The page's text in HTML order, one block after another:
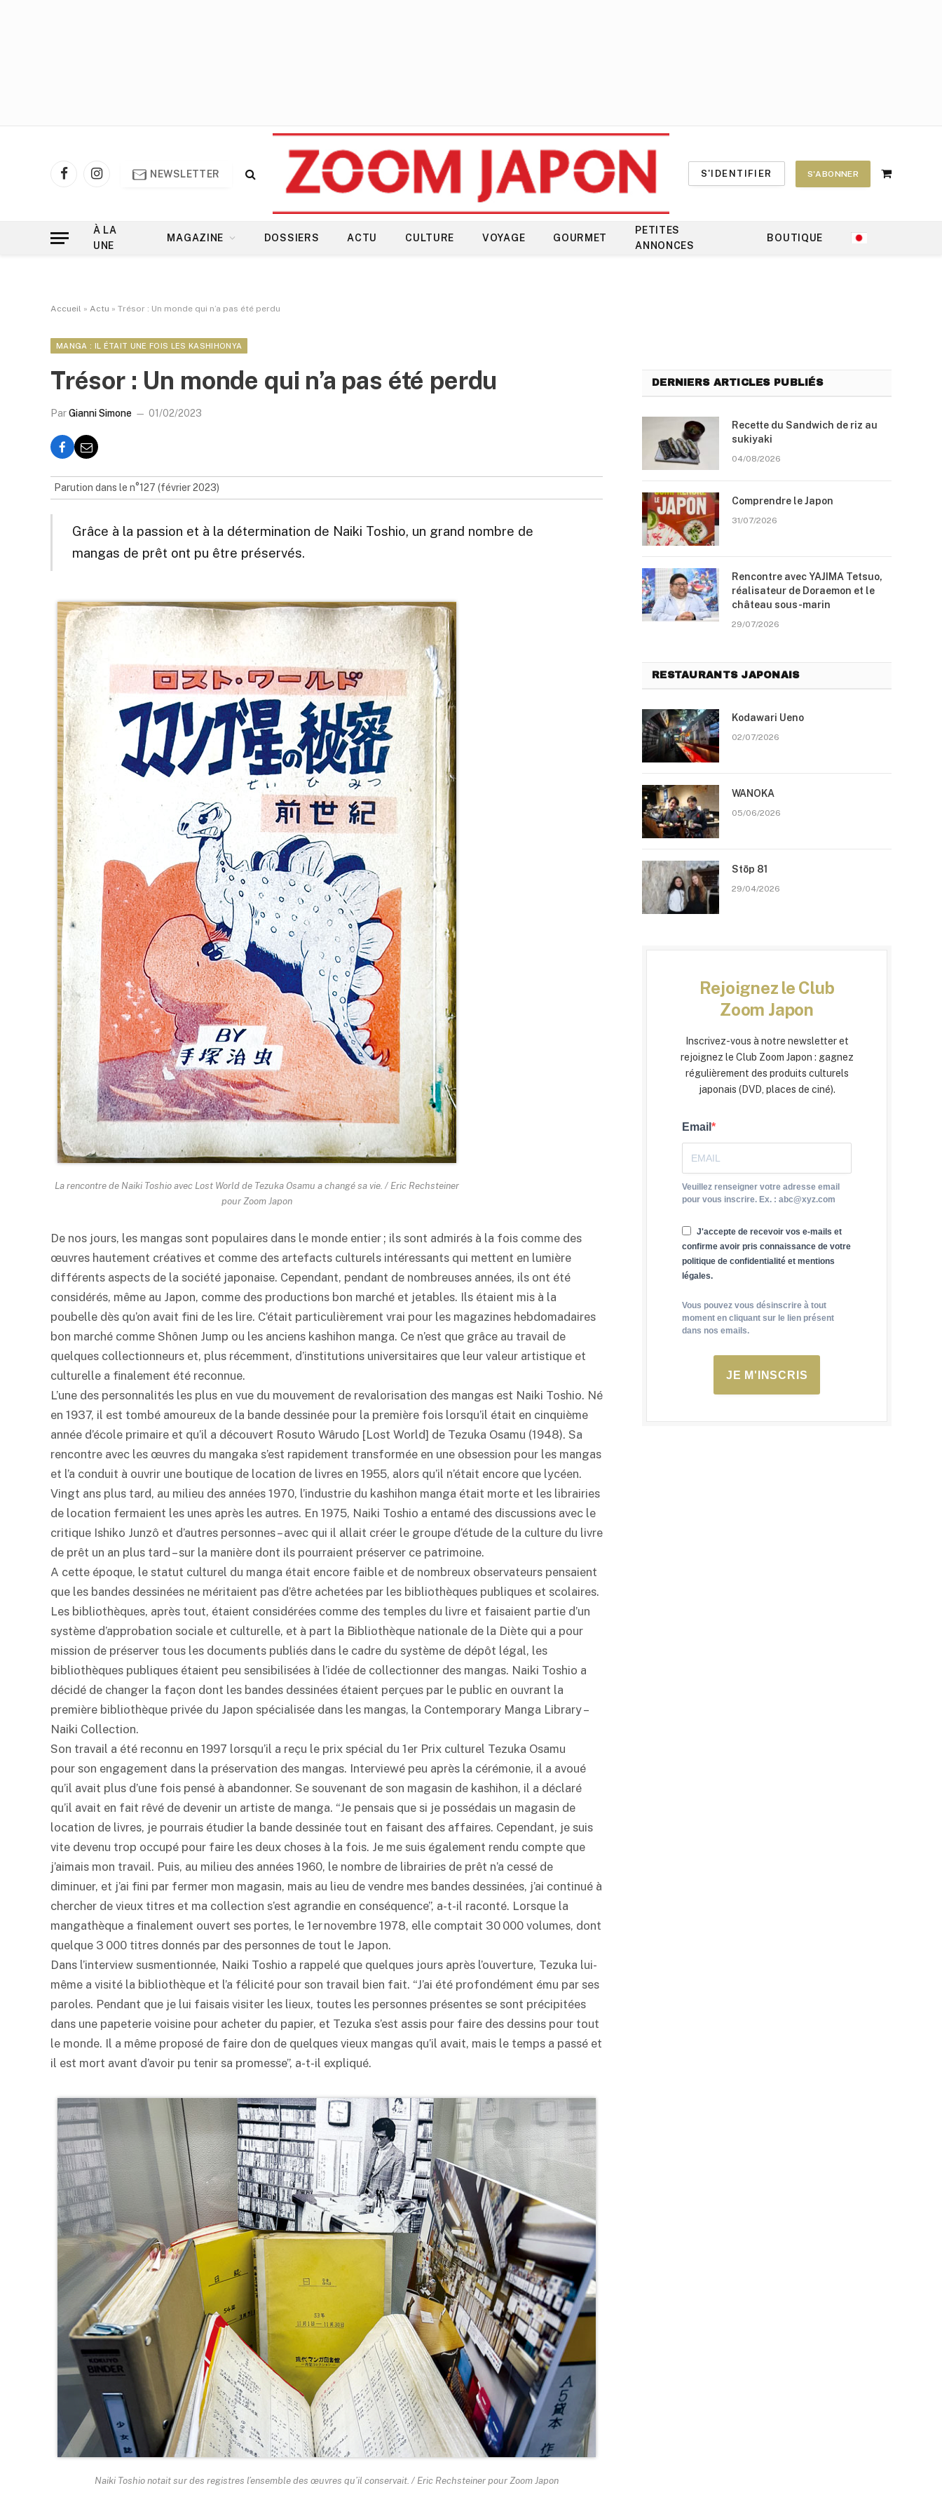
FacebookInstagram
NEWSLETTER S'IDENTIFIER S'ABONNER
Shopping
À LA
UNE
MAGAZINE DOSSIERS ACTU CULTURE VOYAGE GOURMET
PETITES
ANNONCES
BOUTIQUE
Accueil » Actu » Trésor : Un monde qui n’a pas été perdu
MANGA : IL ÉTAIT UNE FOIS LES KASHIHONYA
Trésor : Un monde qui n’a pas été perdu
ParGianni Simone 01/02/2023
Parution dans le n°127 (février 2023)
Grâce à la passion et à la détermination de Naiki Toshio, un grand nombre de
mangas de prêt ont pu être préservés.
La rencontre de Naiki Toshio avec Lost World de Tezuka Osamu a changé sa vie. / Eric Rechsteiner
pour Zoom Japon
De nos jours, les mangas sont populaires dans le monde entier ; ils sont admirés à la fois comme des
œuvres hautement créatives et comme des artefacts culturels intéressants qui mettent en lumière
différents aspects de la société japonaise. Cependant, pendant de nombreuses années, ils ont été
considérés, même au Japon, comme des productions bon marché et jetables. Ils étaient mis à la
poubelle dès qu’on avait fini de les lire. C’était particulièrement vrai pour les magazines hebdomadaires
bon marché comme Shônen Jump ou les anciens kashihon manga. Ce n’est que grâce au travail de
quelques collectionneurs et, plus récemment, d’institutions universitaires que leur valeur artistique et
culturelle a finalement été reconnue.
L’une des personnalités les plus en vue du mouvement de revalorisation des mangas est Naiki Toshio. Né
en 1937, il est tombé amoureux de la bande dessinée pour la première fois lorsqu’il était en cinquième
année d’école primaire et qu’il a découvert Rosuto Wârudo [Lost World] de Tezuka Osamu (1948). Sa
rencontre avec les œuvres du mangaka s’est rapidement transformée en une obsession pour les mangas
et l’a conduit à ouvrir une boutique de location de livres en 1955, alors qu’il n’était encore que lycéen.
Vingt ans plus tard, au milieu des années 1970, l’industrie du kashihon manga était morte et les librairies
de location fermaient les unes après les autres. En 1975, Naiki Toshio a entamé des discussions avec le
critique Ishiko Junzô et d’autres personnes – avec qui il allait créer le groupe d’étude de la culture du livre
de prêt un an plus tard – sur la manière dont ils pourraient préserver ce patrimoine.
A cette époque, le statut culturel du manga était encore faible et de nombreux observateurs pensaient
que les bandes dessinées ne méritaient pas d’être achetées par les bibliothèques publiques et scolaires.
Les bibliothèques, après tout, étaient considérées comme des temples du livre et faisaient partie d’un
système d’approbation sociale et culturelle, et à part la Bibliothèque nationale de la Diète qui a pour
mission de préserver tous les documents publiés dans le cadre du système de dépôt légal, les
bibliothèques publiques étaient peu sensibilisées à l’idée de collectionner des mangas. Naiki Toshio a
décidé de changer la façon dont les bandes dessinées étaient perçues par le public en ouvrant la
première bibliothèque privée du Japon spécialisée dans les mangas, la Contemporary Manga Library –
Naiki Collection.
Son travail a été reconnu en 1997 lorsqu’il a reçu le prix spécial du 1er Prix culturel Tezuka Osamu
pour son engagement dans la préservation des mangas. Interviewé peu après la cérémonie, il a avoué
qu’il avait plus d’une fois pensé à abandonner. Se souvenant de son magasin de kashihon, il a déclaré
qu’il avait en fait rêvé de devenir un artiste de manga. “Je pensais que si je possédais un magasin de
location de livres, je pourrais étudier la bande dessinée tout en faisant des affaires. Cependant, je suis
vite devenu trop occupé pour faire les deux choses à la fois. Je me suis également rendu compte que
j’aimais mon travail. Puis, au milieu des années 1960, le nombre de librairies de prêt n’a cessé de
diminuer, et j’ai fini par fermer mon magasin, mais au lieu de vendre mes bandes dessinées, j’ai continué à
chercher de vieux titres et ma collection s’est agrandie en conséquence”, a-t-il raconté. Lorsque la
mangathèque a finalement ouvert ses portes, le 1er novembre 1978, elle comptait 30 000 volumes, dont
quelque 3 000 titres donnés par des personnes de tout le Japon.
Dans l’interview susmentionnée, Naiki Toshio a rappelé que quelques jours après l’ouverture, Tezuka lui-
même a visité la bibliothèque et l’a félicité pour son travail bien fait. “J’ai été profondément ému par ses
paroles. Pendant que je lui faisais visiter les lieux, toutes les personnes présentes se sont précipitées
dans une papeterie voisine pour acheter du papier, et Tezuka s’est assis pour faire des dessins pour tout
le monde. Il a même proposé de faire don de quelques vieux mangas qu’il avait, mais le temps a passé et
il est mort avant d’avoir pu tenir sa promesse”, a-t-il expliqué.
Naiki Toshio notait sur des registres l’ensemble des œuvres qu’il conservait. / Eric Rechsteiner pour Zoom Japon
DERNIERS ARTICLES PUBLIÉS
Recette du Sandwich de riz au
sukiyaki
04/08/2026
Comprendre le Japon
31/07/2026
Rencontre avec YAJIMA Tetsuo,
réalisateur de Doraemon et le
château sous-marin
29/07/2026
RESTAURANTS JAPONAIS
Kodawari Ueno
02/07/2026
WANOKA
05/06/2026
Stōp 81
29/04/2026
Rejoignez le Club
Zoom Japon
Inscrivez-vous à notre newsletter et
rejoignez le Club Zoom Japon : gagnez
régulièrement des produits culturels
japonais (DVD, places de ciné).
Email
Veuillez renseigner votre adresse email
pour vous inscrire. Ex. : abc@xyz.com
J'accepte de recevoir vos e-mails et
confirme avoir pris connaissance de votre
politique de confidentialité et mentions
légales.
Vous pouvez vous désinscrire à tout
moment en cliquant sur le lien présent
dans nos emails.
JE M'INSCRIS